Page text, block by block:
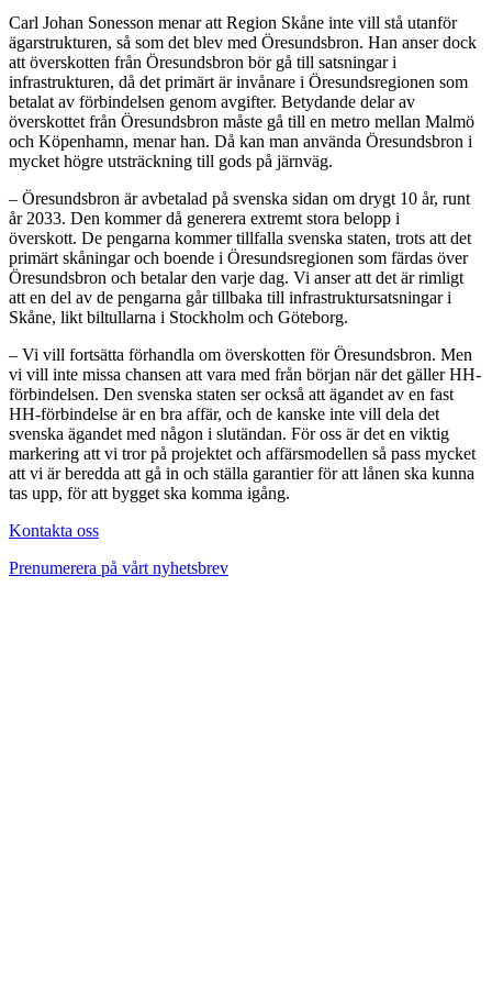
Carl Johan Sonesson menar att Region Skåne inte vill stå utanför
ägarstrukturen, så som det blev med Öresundsbron. Han anser dock
att överskotten från Öresundsbron bör gå till satsningar i
infrastrukturen, då det primärt är invånare i Öresundsregionen som
betalat av förbindelsen genom avgifter. Betydande delar av
överskottet från Öresundsbron måste gå till en metro mellan Malmö
och Köpenhamn, menar han. Då kan man använda Öresundsbron i
mycket högre utsträckning till gods på järnväg.
– Öresundsbron äravbetalad på svenska sidan om drygt 10 år, runt
år 2033. Den kommer då generera extremt stora belopp i
överskott. De pengarna kommer tillfalla svenska staten, trots att det
primärt skåningar och boende i Öresundsregionen som färdas över
Öresundsbron och betalar den varje dag. Vi anser att det är rimligt
att en del av de pengarna går tillbaka till infrastruktursatsningar i
Skåne, likt biltullarna i Stockholm och Göteborg.
– Vi vill fortsätta förhandla om överskotten för Öresundsbron. Men
vi vill inte missa chansen att vara med från början när det gäller HH-
förbindelsen. Den svenska staten ser också att ägandet av en fast
HH-förbindelse är en bra affär, och de kanske inte vill dela det
svenska ägandet med någon i slutändan. För oss är det en viktig
markering att vi tror på projektet och affärsmodellen så pass mycket
att vi är beredda att gå in och ställa garantier för att lånen ska kunna
tas upp, för att bygget ska komma igång.
Kontakta oss
Prenumerera på vårt nyhetsbrev